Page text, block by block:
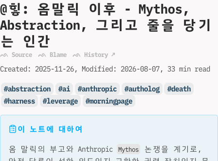
@힣: 옴말릭 이후 - Mythos,
Abstraction, 그리고 줄을 당기
는 인간
ᨒ Source ᨒ Blame ᨒ History ↗
Created: 2025-11-26 Modified: 2026-08-07 33 min read
abstraction ai anthropic autholog
death
harness
leverage morningpage
이 노트에 대하여
옴 말릭의 부고와 Anthropic Mythos
논쟁을 계기로,